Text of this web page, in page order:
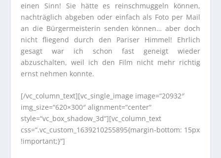
einen Sinn! Sie hätte es reinschmuggeln können,
nachträglich abgeben oder einfach als Foto per Mail
an die Bürgermeisterin senden können… aber doch
nicht fliegend durch den Pariser Himmel! Ehrlich
gesagt war ich schon fast geneigt wieder
abzuschalten, weil ich den Film nicht mehr richtig
ernst nehmen konnte.
[/vc_column_text][vc_single_image image=“20932″
img_size=“620×300″ alignment=“center“
style=“vc_box_shadow_3d“][vc_column_text
css=“.vc_custom_1639210255895{margin-bottom: 15px
!important;}“]